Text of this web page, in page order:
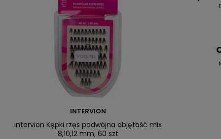
INTERVION
intervion Kępki rzęs podwójna objętość mix
8,10,12 mm, 60 szt